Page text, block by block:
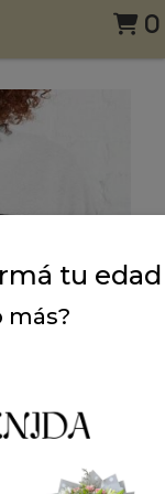
0
tu edad
más?